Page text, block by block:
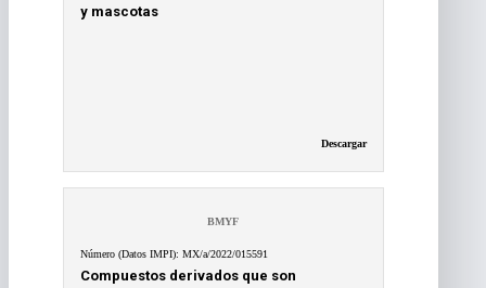
y mascotas
Descargar
BMYF
Número (Datos IMPI): MX/a/2022/015591
Compuestos derivados que son